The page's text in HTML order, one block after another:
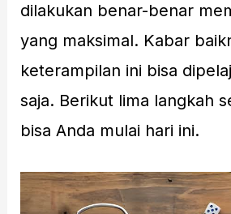
dilakukan benar-benar
yang maksimal. Kabar
keterampilan ini bisa
saja. Berikut lima langkah
bisa Anda mulai hari ini.